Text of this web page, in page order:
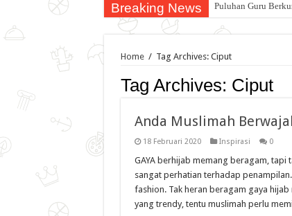
Breaking News Puluhan Guru
Home / Tag Archives: Ciput
Tag Archives: Ciput
Anda Muslimah
18 Februari 2020 Inspirasi 0
GAYA berhijab memang beragam,
sangat perhatian terhadap
fashion. Tak heran beragam gaya
yang trendy, tentu muslimah perlu